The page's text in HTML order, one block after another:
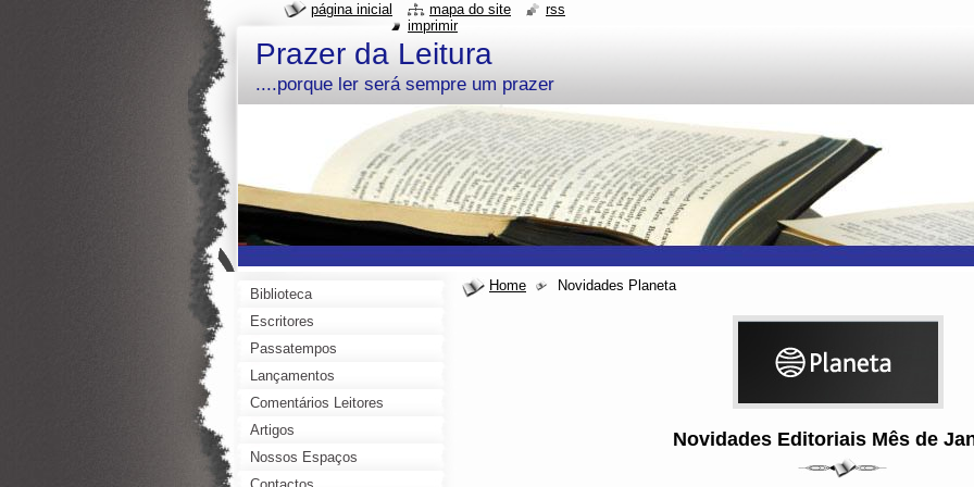
Prazer da Leitura
....porque ler será sempre um prazer
Home Novidades Planeta
Novidades Editoriais Mês de
Biblioteca
Escritores
Passatempos
Lançamentos
Comentários Leitores
Artigos
Nossos Espaços
página inicial mapa do site
rss
imprimir